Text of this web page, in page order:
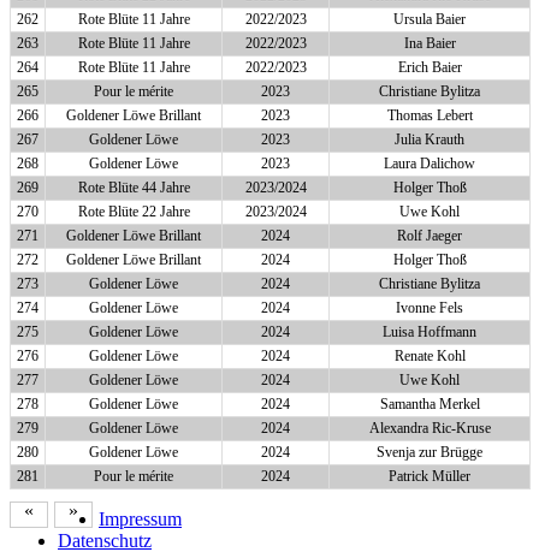
262
Rote Blüte 11 Jahre 2022/2023
Ursula Baier
263
Rote Blüte 11 Jahre 2022/2023
Ina Baier
264
Rote Blüte 11 Jahre 2022/2023
Erich Baier
265
Pour le mérite 2023
Christiane Bylitza
266
Goldener Löwe Brillant 2023
Thomas Lebert
267
Goldener Löwe 2023
Julia Krauth
268
Goldener Löwe 2023
Laura Dalichow
269
Rote Blüte 44 Jahre 2023/2024
Holger Thoß
270
Rote Blüte 22 Jahre 2023/2024
Uwe Kohl
271
Goldener Löwe Brillant 2024
Rolf Jaeger
272
Goldener Löwe Brillant 2024
Holger Thoß
273
Goldener Löwe 2024
Christiane Bylitza
274
Goldener Löwe 2024
Ivonne Fels
275
Goldener Löwe 2024
Luisa Hoffmann
276
Goldener Löwe 2024
Renate Kohl
277
Goldener Löwe 2024
Uwe Kohl
278
Goldener Löwe 2024
Samantha Merkel
279
Goldener Löwe 2024
Alexandra Ric-Kruse
280
Goldener Löwe 2024
Svenja zur Brügge
281
Pour le mérite 2024 Patrick Müller
« »
Impressum
Datenschutz